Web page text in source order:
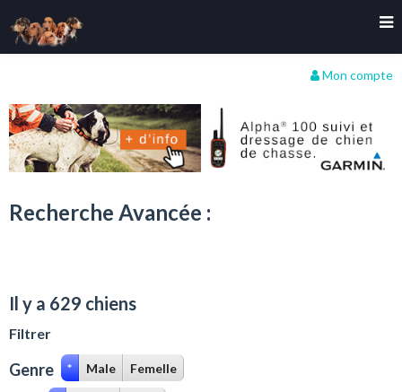
Mon compte
Recherche Avancée :
Il y a 629 chiens
Filtrer
Genre * Male Femelle